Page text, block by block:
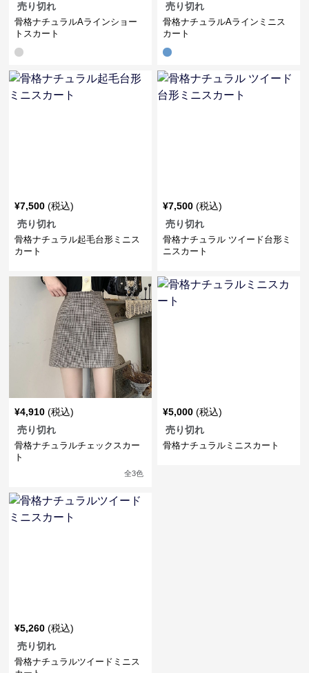
売り切れ
骨格ナチュラルAラインショー
トスカート
売り切れ
骨格ナチュラルAラインミニス
カート
¥7,500 (税込)
売り切れ
骨格ナチュラル起毛台形ミニス
カート
¥7,500 (税込)
売り切れ
骨格ナチュラル ツイード台形ミ
ニスカート
¥4,910 (税込)
売り切れ
骨格ナチュラルチェックスカー
ト
全3色
¥5,000 (税込)
売り切れ
骨格ナチュラルミニスカート
¥5,260 (税込)
売り切れ
骨格ナチュラルツイードミニス